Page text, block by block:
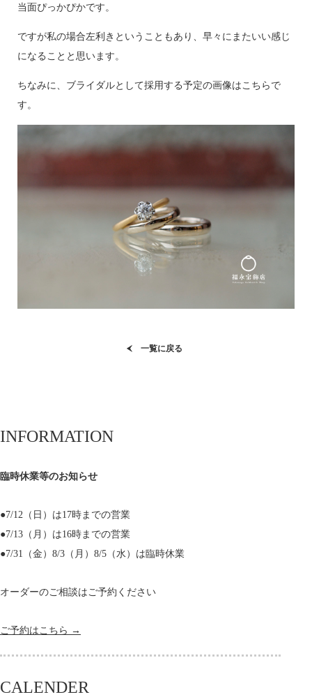
当面ぴっかぴかです。
ですが私の場合左利きということもあり、早々にまたいい感じ
になることと思います。
ちなみに、ブライダルとして採用する予定の画像はこちらで
す。
一覧に戻る
INFORMATION
臨時休業等のお知らせ
●7/12（日）は17時までの営業
●7/13（月）は16時までの営業
●7/31（金）8/3（月）8/5（水）は臨時休業
オーダーのご相談はご予約ください
ご予約はこちら →
CALENDER